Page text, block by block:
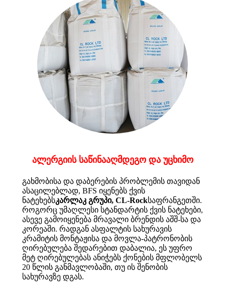
ალერგიის საწინააღმდეგო და უცხიმო
გახმობისა და დაბერების პრობლემის თავიდან
ასაცილებლად, BFS იყენებს ქვის
ნატეხებსკარლაკ გრუპი, CL-Rockსაფრანგეთში.
როგორც უმაღლესი სტანდარტის ქვის ნატეხები,
ასევე გამოიყენება მრავალი ბრენდის აშშ-სა და
კორეაში. რადგან ასფალტის სახურავის
კრამიტის მონტაჟისა და მოვლა-პატრონობის
ღირებულება შედარებით დაბალია, ეს უფრო
მეტ ღირებულებას ანიჭებს ქონების მფლობელს
20 წლის განმავლობაში, თუ ის შენობის
სახურავზე დგას.